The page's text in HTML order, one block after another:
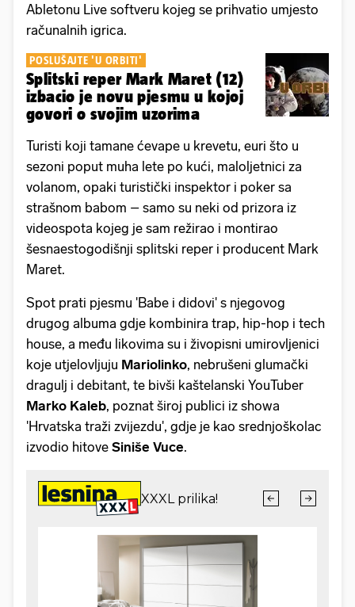
Abletonu Live softveru kojeg se prihvatio umjesto
računalnih igrica.
POSLUŠAJTE 'U ORBITI'
Splitski reper Mark Maret (12)
izbacio je novu pjesmu u kojoj
govori o svojim uzorima
Turisti koji tamane ćevape u krevetu, euri što u
sezoni poput muha lete po kući, maloljetnici za
volanom, opaki turistički inspektor i poker sa
strašnom babom – samo su neki od prizora iz
videospota kojeg je sam režirao i montirao
šesnaestogodišnji splitski reper i producent Mark
Maret.
Spot prati pjesmu 'Babe i didovi' s njegovog
drugog albuma gdje kombinira trap, hip-hop i tech
house, a među likovima su i živopisni umirovljenici
koje utjelovljuju Mariolinko, nebrušeni glumački
dragulj i debitant, te bivši kaštelanski YouTuber
Marko Kaleb, poznat široj publici iz showa
'Hrvatska traži zvijezdu', gdje je kao srednjoškolac
izvodio hitove Siniše Vuce.